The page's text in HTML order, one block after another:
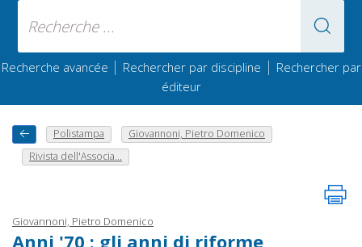
Recherche avancée | Rechercher par discipline | Rechercher par
éditeur
Polistampa
Giovannoni, Pietro Domenico
Rivista dell'Associa...
Giovannoni, Pietro Domenico
Anni '70 : gli anni di riforme